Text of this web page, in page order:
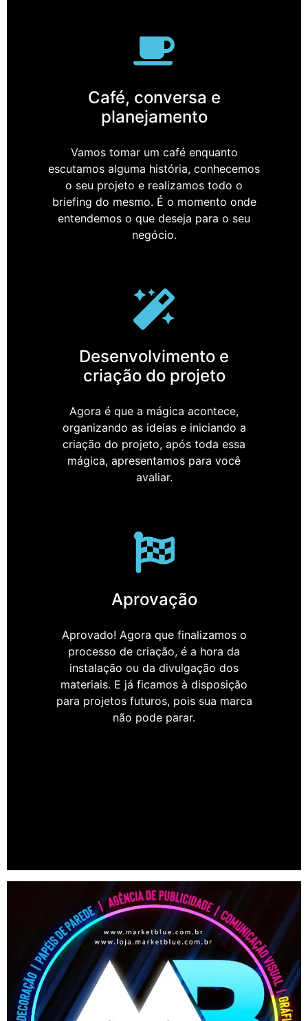
Café, conversa e
planejamento
Vamos tomar um café enquanto
escutamos alguma história, conhecemos
o seu projeto e realizamos todo o
briefing do mesmo. É o momento onde
entendemos o que deseja para o seu
negócio.
Desenvolvimento e
criação do projeto
Agora é que a mágica acontece,
organizando as ideias e iniciando a
criação do projeto, após toda essa
mágica, apresentamos para você
avaliar.
Aprovação
Aprovado! Agora que finalizamos o
processo de criação, é a hora da
instalação ou da divulgação dos
materiais. E já ficamos à disposição
para projetos futuros, pois sua marca
não pode parar.